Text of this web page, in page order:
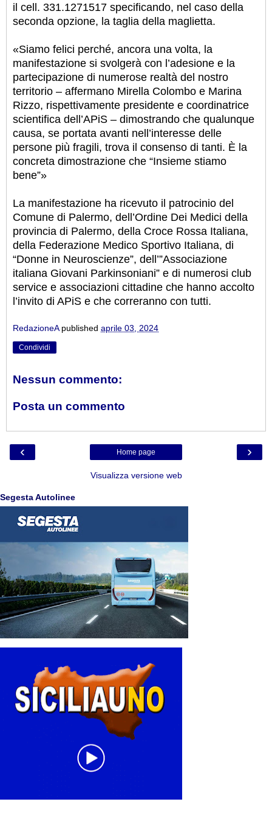
il cell. 331.1271517 specificando, nel caso della
seconda opzione, la taglia della maglietta.
«Siamo felici perché, ancora una volta, la
manifestazione si svolgerà con l’adesione e la
partecipazione di numerose realtà del nostro
territorio – affermano Mirella Colombo e Marina
Rizzo, rispettivamente presidente e coordinatrice
scientifica dell’APiS – dimostrando che qualunque
causa, se portata avanti nell’interesse delle
persone più fragili, trova il consenso di tanti. È la
concreta dimostrazione che “Insieme stiamo
bene”»
La manifestazione ha ricevuto il patrocinio del
Comune di Palermo, dell’Ordine Dei Medici della
provincia di Palermo, della Croce Rossa Italiana,
della Federazione Medico Sportivo Italiana, di
“Donne in Neuroscienze”, dell’”Associazione
italiana Giovani Parkinsoniani” e di numerosi club
service e associazioni cittadine che hanno accolto
l’invito di APiS e che correranno con tutti.
RedazioneA published aprile 03, 2024
Condividi
Nessun commento:
Posta un commento
‹ ›
Home page
Visualizza versione web
Segesta Autolinee